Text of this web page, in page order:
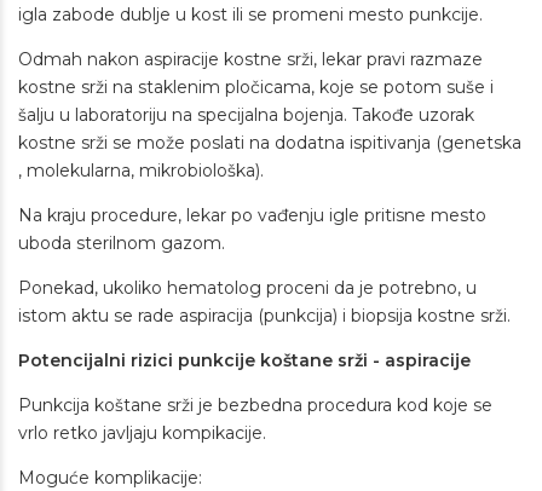
igla zabode dublje u kost ili se promeni mesto punkcije.
Odmah nakon aspiracije kostne srži, lekar pravi razmaze
kostne srži na staklenim pločicama, koje se potom suše i
šalju u laboratoriju na specijalna bojenja. Takođe uzorak
kostne srži se može poslati na dodatna ispitivanja (genetska
, molekularna, mikrobiološka).
Na kraju procedure, lekar po vađenju igle pritisne mesto
uboda sterilnom gazom.
Ponekad, ukoliko hematolog proceni da je potrebno, u
istom aktu se rade aspiracija (punkcija) i biopsija kostne srži.
Potencijalni rizici punkcije koštane srži - aspiracije
Punkcija koštane srži je bezbedna procedura kod koje se
vrlo retko javljaju kompikacije.
Moguće komplikacije: